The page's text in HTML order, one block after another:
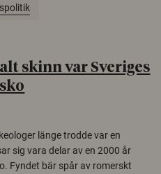
skinn var Sveriges
länge trodde var en
sig vara delar av en 2000 år
Fyndet bär spår av romerskt